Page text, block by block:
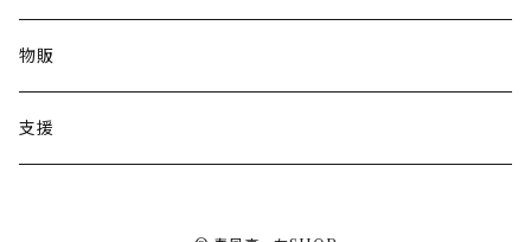
物販
支援